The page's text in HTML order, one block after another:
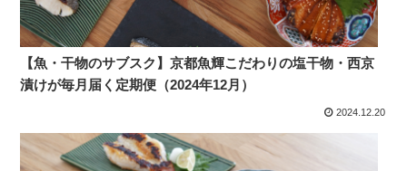
【魚・干物のサブスク】京都魚輝こだわりの塩干物・西京
漬けが毎月届く定期便（2024年12月）
2024.12.20